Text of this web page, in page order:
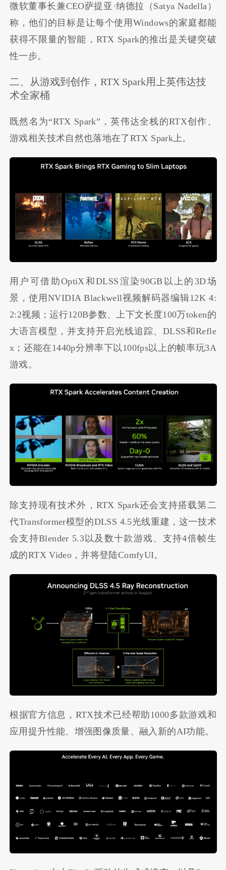
微软董事长兼CEO萨提亚·纳德拉（Satya Nadella）
称，他们的目标是让每个使用Windows的家庭都能
获得不限量的智能，RTX Spark的推出是关键突破
性一步。
二、从游戏到创作，RTX Spark用上英伟达技
术全家桶
既然名为“RTX Spark”，英伟达全栈的RTX创作、
游戏相关技术自然也落地在了RTX Spark上。
用户可借助OptiX和DLSS渲染90GB以上的3D场
景，使用NVIDIA Blackwell视频解码器编辑12K 4:
2:2视频；运行120B参数、上下文长度100万token的
大语言模型，并支持开启光线追踪、DLSS和Refle
x；还能在1440p分辨率下以100fps以上的帧率玩3A
游戏。
除支持现有技术外，RTX Spark还会支持搭载第二
代Transformer模型的DLSS 4.5光线重建，这一技术
会支持Blender 5.3以及数十款游戏、支持4倍帧生
成的RTX Video，并将登陆ComfyUI。
根据官方信息，RTX技术已经帮助1000多款游戏和
应用提升性能、增强图像质量、融入新的AI功能。